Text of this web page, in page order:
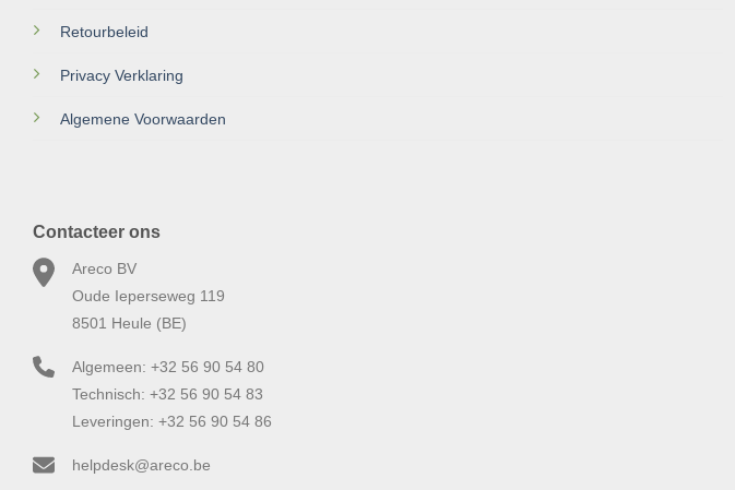
Retourbeleid
Privacy Verklaring
Algemene Voorwaarden
Contacteer ons
Areco BV
Oude Ieperseweg 119
8501 Heule (BE)
Algemeen: +32 56 90 54 80
Technisch: +32 56 90 54 83
Leveringen: +32 56 90 54 86
helpdesk@areco.be